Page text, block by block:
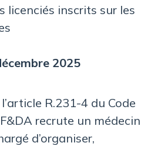
licenciés inscrits sur les
2025
R.231-4 du Code
recrute un médecin
d’organiser,